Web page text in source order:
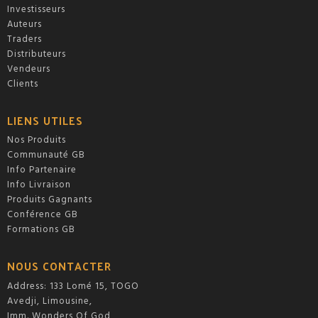
Investisseurs
Auteurs
Traders
Distributeurs
Vendeurs
Clients
LIENS UTILES
Nos Produits
Communauté GB
Info Partenaire
Info Livraison
Produits Gagnants
Conférence GB
Formations GB
NOUS CONTACTER
Address: 133 Lomé 15, TOGO
Avedji, Limousine,